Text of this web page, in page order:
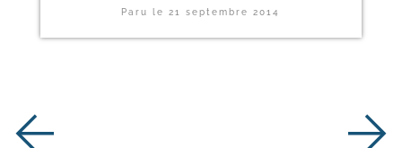
Paru le21 septembre 2014